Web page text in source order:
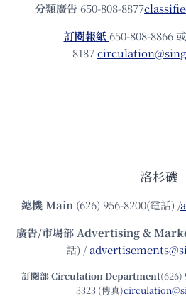
分類廣告 650-808-8877
訂閱報紙 650-808-8866
8187
洛杉磯
總機Main (626) 956-8200(電話) /
廣告/市場部Advertising &
話) /
訂閱部 Circulation Department(626)
3323 (傳真)